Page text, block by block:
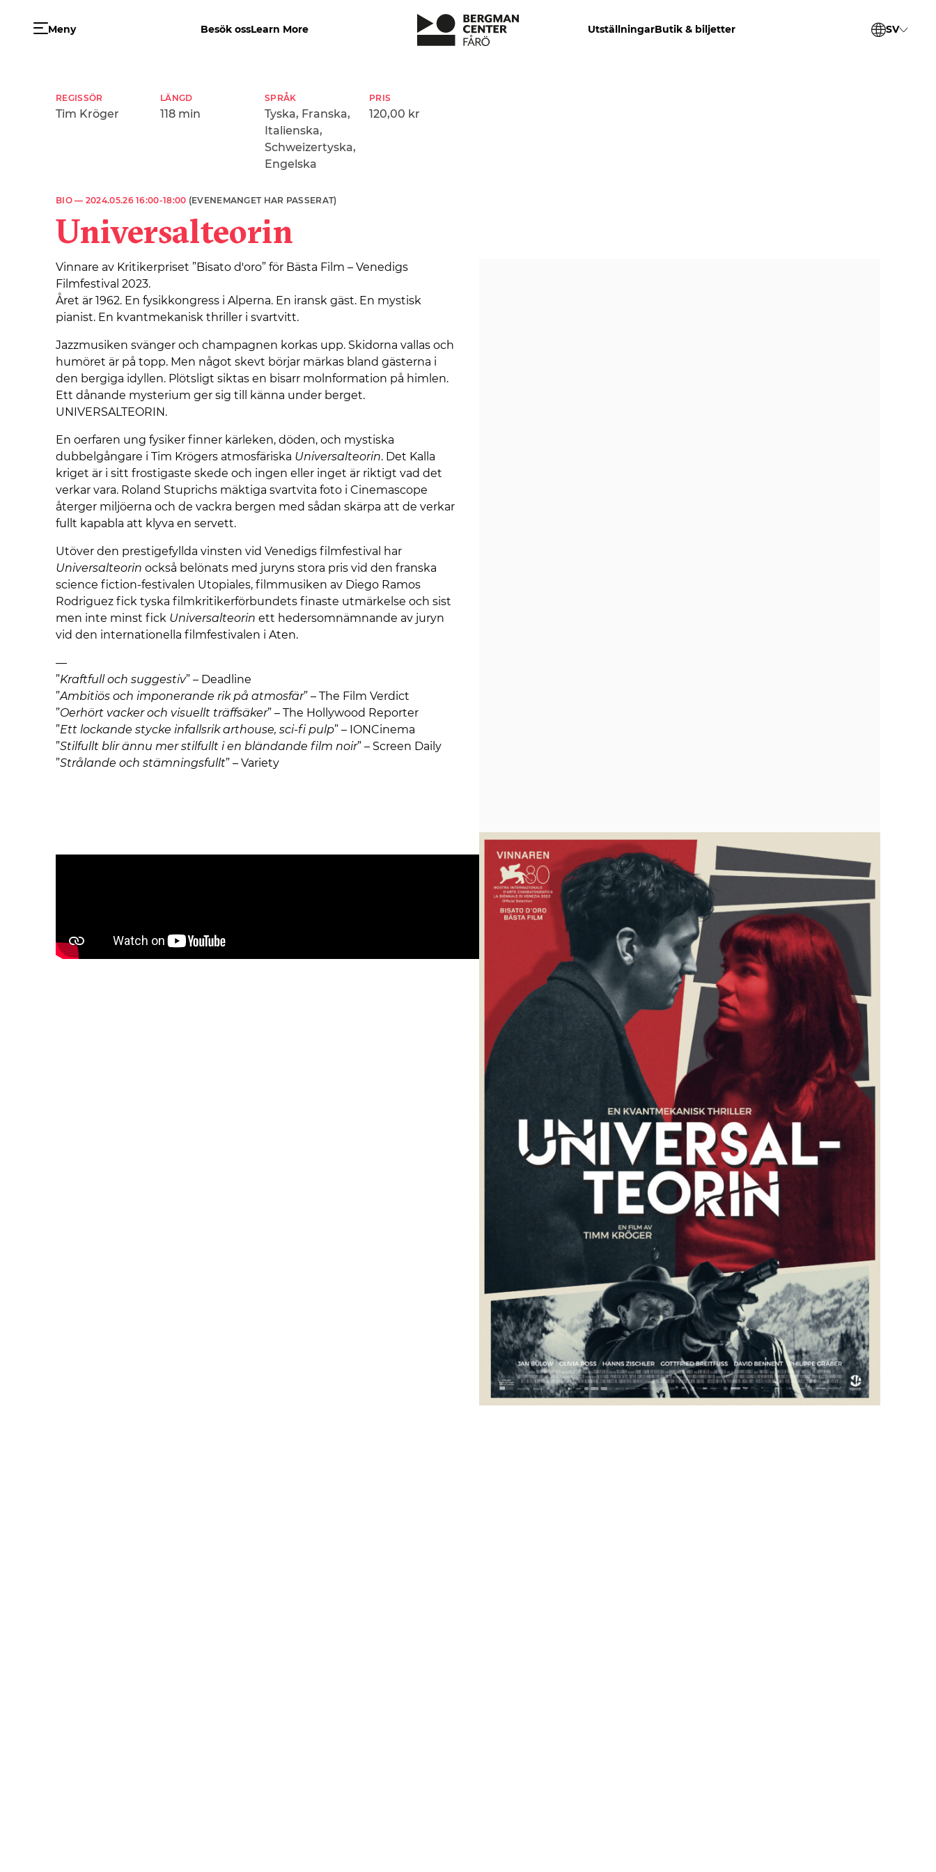
Meny Besök ossLearn More UtställningarButik & biljetter SV
REGISSÖR
Tim Kröger
LÄNGD
118 min
SPRÅK
Tyska, Franska,
Italienska,
Schweizertyska,
Engelska
PRIS
120,00 kr
BIO — 2024.05.26 16:00-18:00 (EVENEMANGET HAR PASSERAT)
Universalteorin
Vinnare av Kritikerpriset ”Bisato d'oro” för Bästa Film – Venedigs
Filmfestival 2023.
Året är 1962. En fysikkongress i Alperna. En iransk gäst. En mystisk
pianist. En kvantmekanisk thriller i svartvitt.
Jazzmusiken svänger och champagnen korkas upp. Skidorna vallas och
humöret är på topp. Men något skevt börjar märkas bland gästerna i
den bergiga idyllen. Plötsligt siktas en bisarr molnformation på himlen.
Ett dånande mysterium ger sig till känna under berget.
UNIVERSALTEORIN.
En oerfaren ung fysiker finner kärleken, döden, och mystiska
dubbelgångare i Tim Krögers atmosfäriska Universalteorin. Det Kalla
kriget är i sitt frostigaste skede och ingen eller inget är riktigt vad det
verkar vara. Roland Stuprichs mäktiga svartvita foto i Cinemascope
återger miljöerna och de vackra bergen med sådan skärpa att de verkar
fullt kapabla att klyva en servett.
Utöver den prestigefyllda vinsten vid Venedigs filmfestival har
Universalteorin också belönats med juryns stora pris vid den franska
science fiction-festivalen Utopiales, filmmusiken av Diego Ramos
Rodriguez fick tyska filmkritikerförbundets finaste utmärkelse och sist
men inte minst fick Universalteorin ett hedersomnämnande av juryn
vid den internationella filmfestivalen i Aten.
—
”Kraftfull och suggestiv” – Deadline
”Ambitiös och imponerande rik på atmosfär” – The Film Verdict
”Oerhört vacker och visuellt träffsäker” – The Hollywood Reporter
”Ett lockande stycke infallsrik arthouse, sci-fi pulp” – IONCinema
”Stilfullt blir ännu mer stilfullt i en bländande film noir” – Screen Daily
”Strålande och stämningsfullt” – Variety